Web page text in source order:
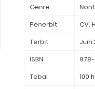
Genre
Penerbit
CV.
Terbit
Juni
ISBN
Tebal
100